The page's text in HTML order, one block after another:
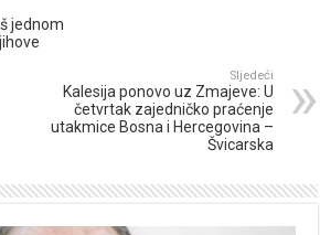
jednom
Sljedeći
Kalesija ponovo uz Zmajeve: U
četvrtak zajedničko praćenje
utakmice Bosna i Hercegovina –
Švicarska